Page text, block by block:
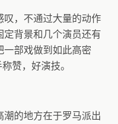
叹，不通过大量的动作
定背景和几个演员还有
部戏做到如此高密
赞，好演技。
潮的地方在于罗马派出